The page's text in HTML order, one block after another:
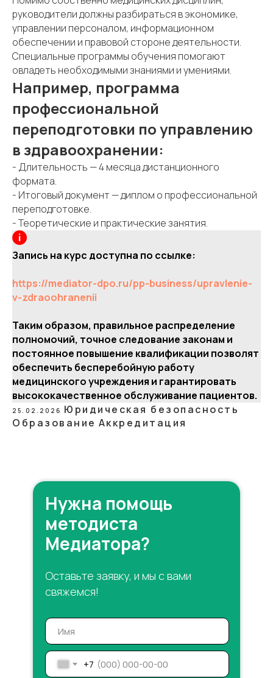
руководители должны разбираться в экономике,
управлении персоналом, информационном
обеспечении и правовой стороне деятельности.
Специальные программы обучения помогают
овладеть необходимыми знаниями и умениями.
Например, программа
профессиональной
переподготовки по управлению
в здравоохранении:
- Длительность — 4 месяца дистанционного
формата.
- Итоговый документ — диплом о профессиональной
переподготовке.
- Теоретические и практические занятия.
Запись на курс доступна по ссылке:
https://mediator-dpo.ru/pp-business/upravlenie-
v-zdraoohranenii
Таким образом, правильное распределение
полномочий, точное следование законам и
постоянное повышение квалификации позволят
обеспечить бесперебойную работу
медицинского учреждения и гарантировать
высококачественное обслуживание пациентов.
25.02.2026 Юридическая безопасность
Образование Аккредитация
Нужна помощь
методиста
Медиатора?
+7
Оставьте заявку, и мы с вами
свяжемся!